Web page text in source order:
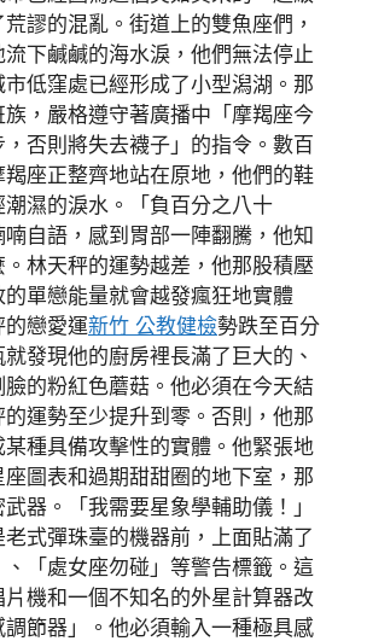
謬的混亂。街道上的雙魚座們，
流下鹹鹹的海水淚，他們無法停止
低窪處已經形成了小型潟湖。那
，嚴格遵守著廣播中「摩羯座今
否則將失去襪子」的指令。數百
座正整齊地站在原地，他們的鞋
濕的淚水。「負百分之八十
自語，感到胃部一陣翻騰，他知
林天秤的運勢越差，他那股積壓
單戀能量就會越發瘋狂地實體
戀愛運新竹 公教健檢勢跌至百分
發現他的廚房裡長滿了巨大的、
的粉紅色蘑菇。他必須在今天結
運勢至少提升到零。否則，他那
種具備攻擊性的實體。他緊張地
圖表和過期甜甜圈的地下室，那
器。「我需要星象學輔助儀！」
式彈珠臺的機器前，上面貼滿了
、「處女座勿碰」等警告標籤。這
機和一個不知名的外星計算器改
節器」。他必須輸入一種極具感